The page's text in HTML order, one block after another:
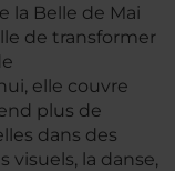
la Belle de Mai
de transformer
elle couvre
plus de
dans des
visuels, la danse,